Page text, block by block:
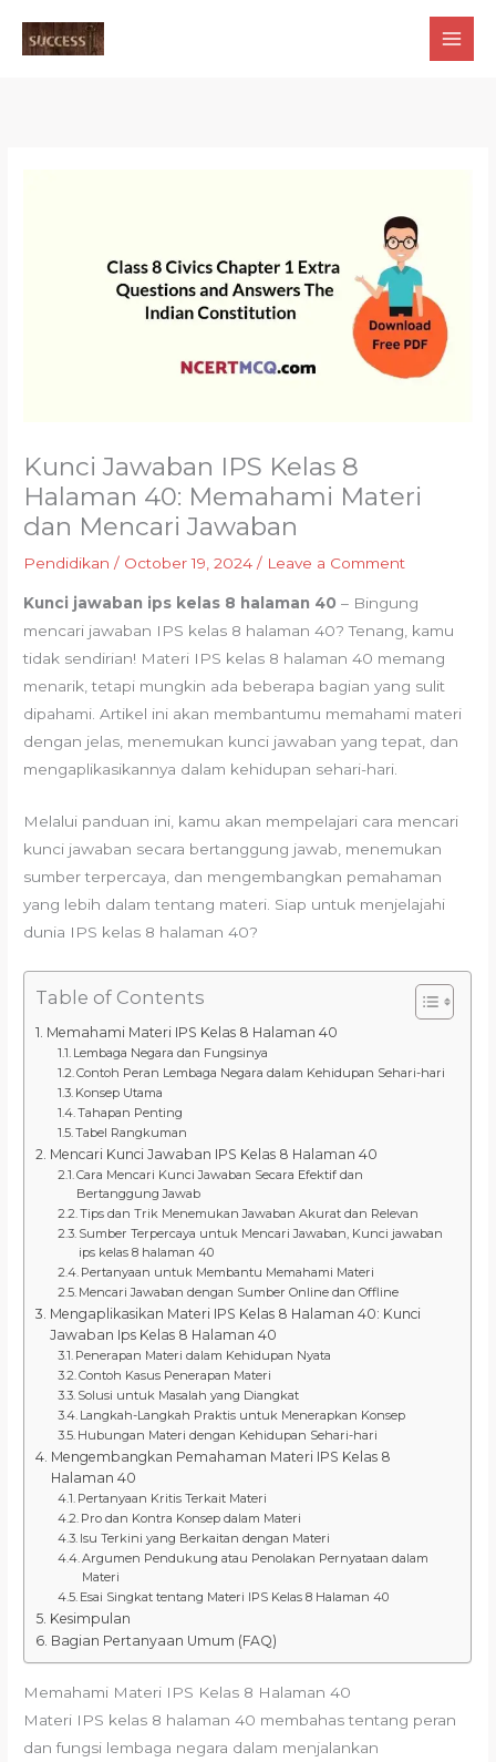
Kunci Jawaban IPS Kelas 8
Halaman 40: Memahami Materi
dan Mencari Jawaban
Pendidikan / October 19, 2024/ Leave a Comment
Kunci jawaban ips kelas 8 halaman 40 – Bingung
mencari jawaban IPS kelas 8 halaman 40? Tenang, kamu
tidak sendirian! Materi IPS kelas 8 halaman 40 memang
menarik, tetapi mungkin ada beberapa bagian yang sulit
dipahami. Artikel ini akan membantumu memahami materi
dengan jelas, menemukan kunci jawaban yang tepat, dan
mengaplikasikannya dalam kehidupan sehari-hari.
Melalui panduan ini, kamu akan mempelajari cara mencari
kunci jawaban secara bertanggung jawab, menemukan
sumber terpercaya, dan mengembangkan pemahaman
yang lebih dalam tentang materi. Siap untuk menjelajahi
dunia IPS kelas 8 halaman 40?
Table of Contents
Memahami Materi IPS Kelas 8 Halaman 40
Lembaga Negara dan Fungsinya
Contoh Peran Lembaga Negara dalam Kehidupan Sehari-hari
Konsep Utama
Tahapan Penting
Tabel Rangkuman
Mencari Kunci Jawaban IPS Kelas 8 Halaman 40
Cara Mencari Kunci Jawaban Secara Efektif dan
Bertanggung Jawab
Tips dan Trik Menemukan Jawaban Akurat dan Relevan
Sumber Terpercaya untuk Mencari Jawaban, Kunci jawaban
ips kelas 8 halaman 40
Pertanyaan untuk Membantu Memahami Materi
Mencari Jawaban dengan Sumber Online dan Offline
Mengaplikasikan Materi IPS Kelas 8 Halaman 40: Kunci
Jawaban Ips Kelas 8 Halaman 40
Penerapan Materi dalam Kehidupan Nyata
Contoh Kasus Penerapan Materi
Solusi untuk Masalah yang Diangkat
Langkah-Langkah Praktis untuk Menerapkan Konsep
Hubungan Materi dengan Kehidupan Sehari-hari
Mengembangkan Pemahaman Materi IPS Kelas 8
Halaman 40
Pertanyaan Kritis Terkait Materi
Pro dan Kontra Konsep dalam Materi
Isu Terkini yang Berkaitan dengan Materi
Argumen Pendukung atau Penolakan Pernyataan dalam
Materi
Esai Singkat tentang Materi IPS Kelas 8 Halaman 40
Kesimpulan
Bagian Pertanyaan Umum (FAQ)
Memahami Materi IPS Kelas 8 Halaman 40
Materi IPS kelas 8 halaman 40 membahas tentang peran
dan fungsi lembaga negara dalam menjalankan